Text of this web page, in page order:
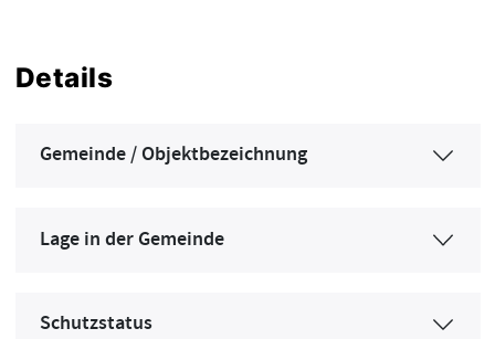
Details
Gemeinde / Objektbezeichnung
Lage in der Gemeinde
Schutzstatus